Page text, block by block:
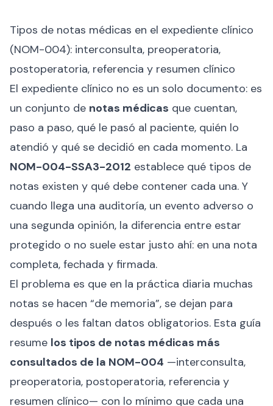
Tipos de notas médicas en el expediente clínico
(NOM-004): interconsulta, preoperatoria,
postoperatoria, referencia y resumen clínico
El expediente clínico no es un solo documento: es
un conjunto de notas médicas que cuentan,
paso a paso, qué le pasó al paciente, quién lo
atendió y qué se decidió en cada momento. La
NOM-004-SSA3-2012 establece qué tipos de
notas existen y qué debe contener cada una. Y
cuando llega una auditoría, un evento adverso o
una segunda opinión, la diferencia entre estar
protegido o no suele estar justo ahí: en una nota
completa, fechada y firmada.
El problema es que en la práctica diaria muchas
notas se hacen “de memoria”, se dejan para
después o les faltan datos obligatorios. Esta guía
resume los tipos de notas médicas más
consultados de la NOM-004 —interconsulta,
preoperatoria, postoperatoria, referencia y
resumen clínico— con lo mínimo que cada una